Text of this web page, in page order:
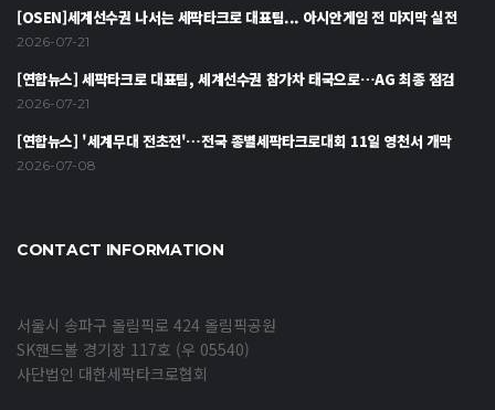
[OSEN]세계선수권 나서는 세팍타크로 대표팀... 아시안게임 전 마지막 실전
2026-07-21
[연합뉴스] 세팍타크로 대표팀, 세계선수권 참가차 태국으로…AG 최종 점검
2026-07-21
[연합뉴스] '세계무대 전초전'…전국 종별세팍타크로대회 11일 영천서 개막
2026-07-08
CONTACT INFORMATION
서울시 송파구 올림픽로 424 올림픽공원
SK핸드볼 경기장 117호 (우 05540)
사단법인 대한세팍타크로협회